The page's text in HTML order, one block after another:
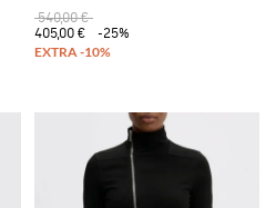
540,00 €
405,00 €
-25%